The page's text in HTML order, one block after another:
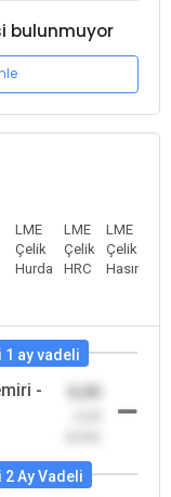
bulunmuyor
LME
Çelik
Hurda
LME
Çelik
HRC
LME
Çelik
Hasır
ay vadeli
-
Ay Vadeli